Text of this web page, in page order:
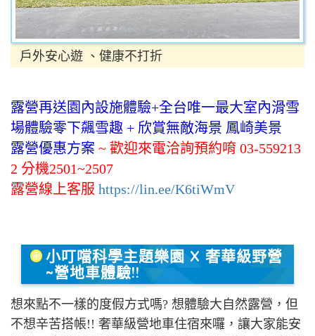
戶外安心遊 、健康不打折
露營再送園內設施體驗+全台唯一最大室內滑雪
場體驗零下飆雪趣 + 欣賞無敵海景 鳳崎美景
露營優惠方案 ~ 歡迎來電洽詢預約唷 03-559213
2 分機2501~2507
露營線上客服 https://lin.ee/K6tiWmV
小叮噹科學主題樂園 X 奢華級野營
~營地車體驗!!
想來點不一樣的度假方式嗎? 想體驗大自然露營，但
不想辛苦搭帳!! 奢華級營地車住宿來囉，讓大家能安